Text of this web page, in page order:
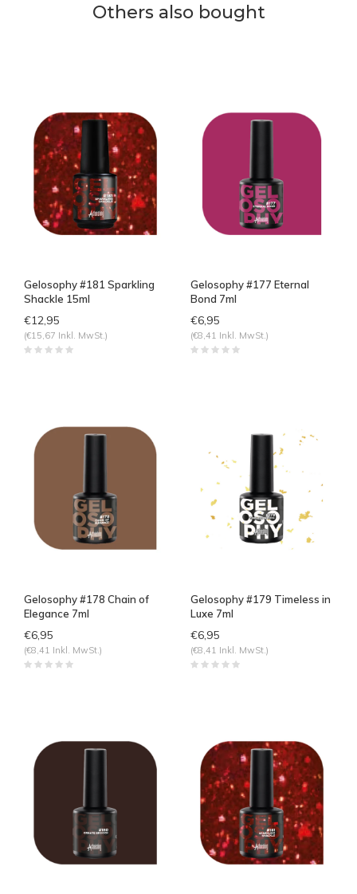
Others also bought
Gelosophy #181 Sparkling
Shackle 15ml
€12,95
(€15,67 Inkl. MwSt.)
Gelosophy #177 Eternal
Bond 7ml
€6,95
(€8,41 Inkl. MwSt.)
Gelosophy #178 Chain of
Elegance 7ml
€6,95
(€8,41 Inkl. MwSt.)
Gelosophy #179 Timeless in
Luxe 7ml
€6,95
(€8,41 Inkl. MwSt.)